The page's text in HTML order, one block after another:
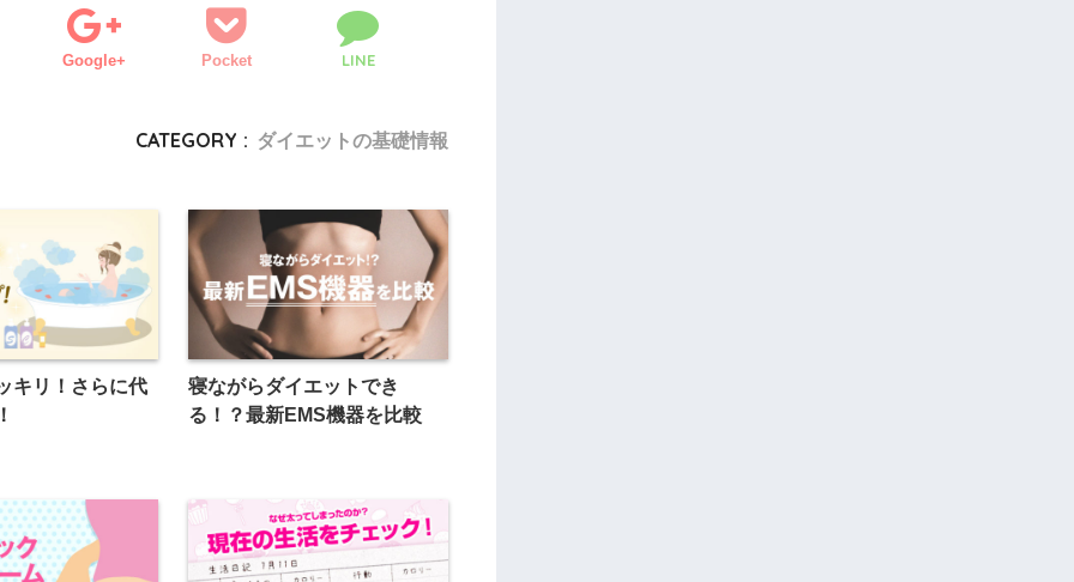
Google+ Pocket LINE
CATEGORY : ダイエットの基礎情報
キリ！さらに代
寝ながらダイエットでき
る！？最新EMS機器を比較